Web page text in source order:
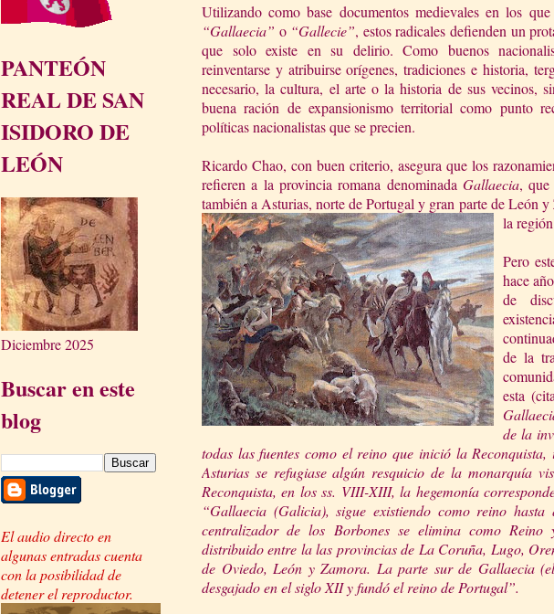
PANTEÓN
REAL DE SAN
ISIDORO DE
LEÓN
Diciembre 2025
Buscar en este
blog
El audio directo en
algunas entradas cuenta
con la posibilidad de
detener el reproductor.
Utilizando como base documentos medievales en los
“Gallaecia” o “Gallecie”, estos radicales defienden un
que solo existe en su delirio. Como buenos
reinventarse y atribuirse orígenes, tradiciones e historia,
necesario, la cultura, el arte o la historia de sus vecinos,
buena ración de expansionismo territorial como punto
políticas nacionalistas que se precien.
Ricardo Chao, con buen criterio, asegura que los
refieren a la provincia romana denominada Gallaecia,
también a Asturias, norte de Portugal y gran parte de León
la
Pero
hace
de
de la
esta
Gallaec
de la
todas las fuentes como el reino que inició la Reconquista,
Asturias se refugiase algún resquicio de la monarquía
Reconquista, en los ss. VIII-XIII, la hegemonía
“Gallaecia (Galicia), sigue existiendo como reino
centralizador de los Borbones se elimina como Reino
distribuido entre la las provincias de La Coruña, Lugo,
de Oviedo, León y Zamora. La parte sur de Gallaecia
desgajado en el siglo XII y fundó el reino de Portugal”.